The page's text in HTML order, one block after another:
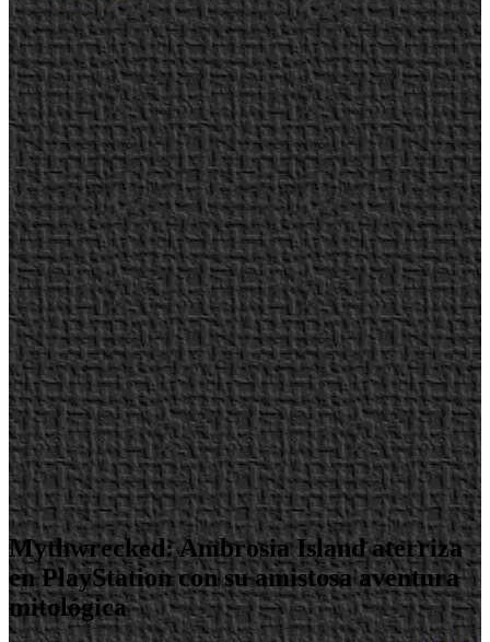
Mythwrecked: Ambrosia Island aterriza
en PlayStation con su amistosa aventura
mitológica